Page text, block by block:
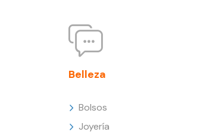
Belleza
Bolsos
Joyería